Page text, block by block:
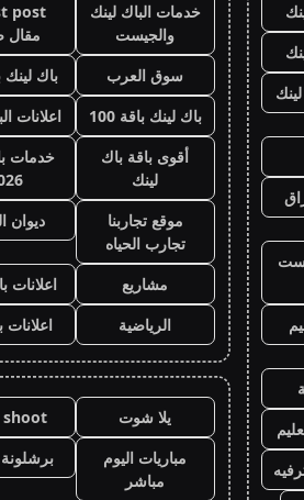
خدمات الباك لينك
والجيست
post
سوق العرب
باك لينك
باك لينك باقة 100
اعلانات
أقوى باقة باك
لينك
خدمات
موقع تجاربنا
تجارب الحياه
ديوان
مشاريع
اعلانات
الرياضية
اعلانات
يلا شوت
shoot
مباريات اليوم
مباشر